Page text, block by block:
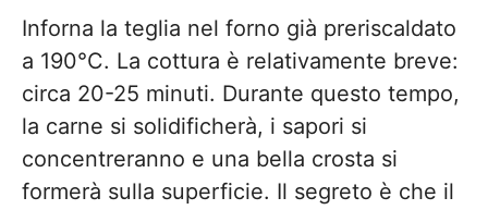
Inforna la teglia nel forno già preriscaldato
a 190°C. La cottura è relativamente breve:
circa 20-25 minuti. Durante questo tempo,
la carne si solidificherà, i sapori si
concentreranno e una bella crosta si
formerà sulla superficie. Il segreto è che il